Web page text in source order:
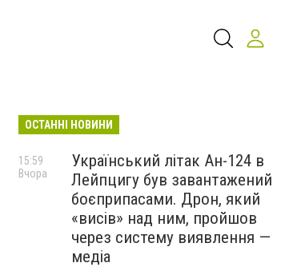
ОСТАННІ НОВИНИ
Український літак Ан-124 в
Лейпцигу був завантажений
боєприпасами. Дрон, який
«висів» над ним, пройшов
через систему виявлення —
медіа
15:59
Вчора